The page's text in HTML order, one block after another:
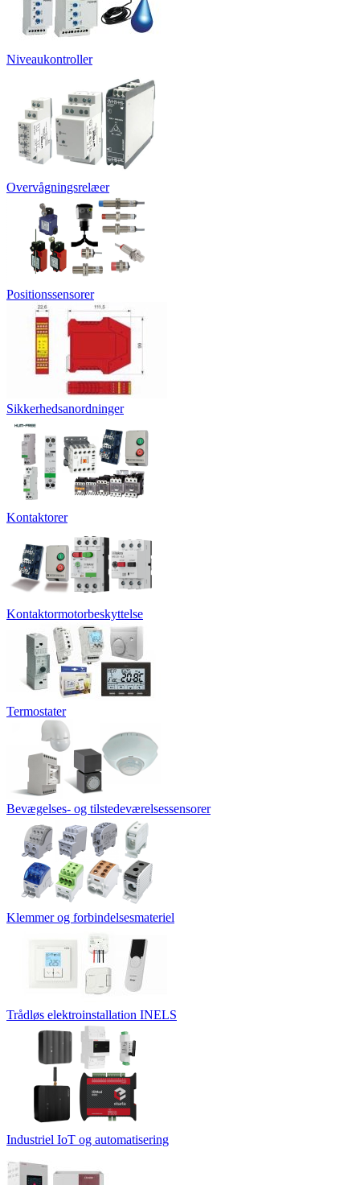
Niveaukontroller
Overvågningsrelæer
Positionssensorer
Sikkerhedsanordninger
Kontaktorer
Kontaktormotorbeskyttelse
Termostater
Bevægelses- og tilstedeværelsessensorer
Klemmer og forbindelsesmateriel
Trådløs elektroinstallation INELS
Industriel IoT og automatisering